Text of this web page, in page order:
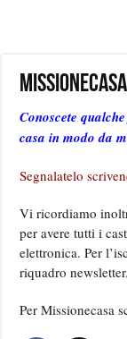
Conoscete
casa in modo da
Segnalatelo
Vi ricordiamo
per avere tutti i
elettronica. Per
riquadro newsletter.
Per Missionecasa